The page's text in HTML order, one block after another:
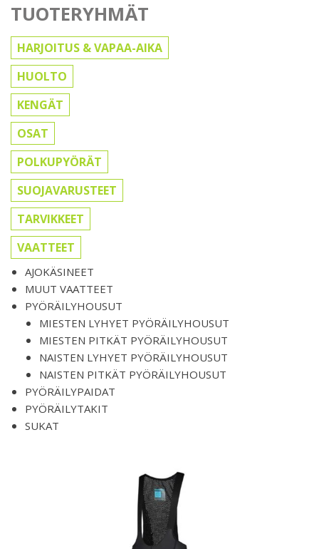
TUOTERYHMÄT
HARJOITUS & VAPAA-AIKA
HUOLTO
KENGÄT
OSAT
POLKUPYÖRÄT
SUOJAVARUSTEET
TARVIKKEET
VAATTEET
AJOKÄSINEET
MUUT VAATTEET
PYÖRÄILYHOUSUT
MIESTEN LYHYET PYÖRÄILYHOUSUT
MIESTEN PITKÄT PYÖRÄILYHOUSUT
NAISTEN LYHYET PYÖRÄILYHOUSUT
NAISTEN PITKÄT PYÖRÄILYHOUSUT
PYÖRÄILYPAIDAT
PYÖRÄILYTAKIT
SUKAT